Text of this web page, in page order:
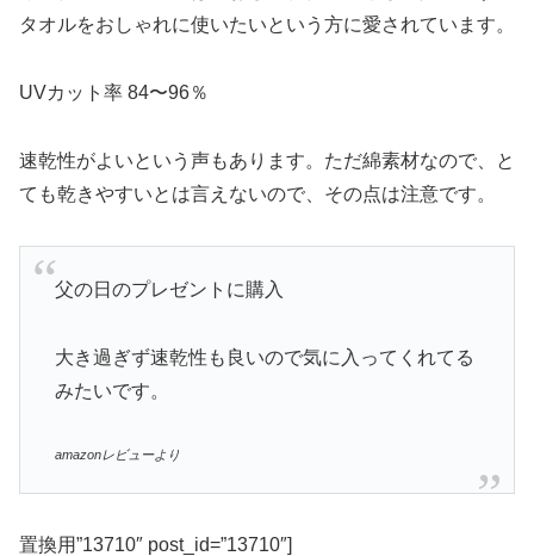
タオルをおしゃれに使いたいという方に愛されています。
UVカット率 84〜96％
速乾性がよいという声もあります。ただ綿素材なので、と
ても乾きやすいとは言えないので、その点は注意です。
父の日のプレゼントに購入
大き過ぎず速乾性も良いので気に入ってくれてる
みたいです。
amazonレビューより
置換用”13710″ post_id=”13710″]